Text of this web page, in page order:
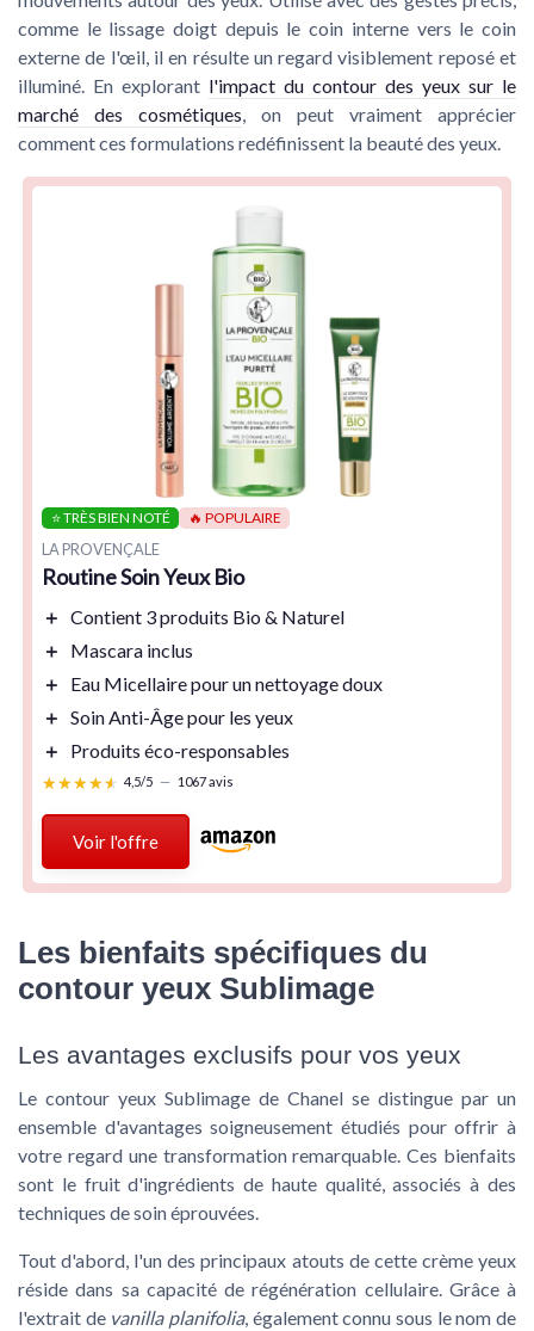
comme le lissage doigt depuis le coin interne vers le coin
externe de l'œil, il en résulte un regard visiblement reposé et
illuminé. En explorant l'impact du contour des yeux sur le
marché des cosmétiques , on peut vraiment apprécier
comment ces formulations redéfinissent la beauté des yeux.
⭐ TRÈS BIEN NOTÉ 🔥 POPULAIRE
LA PROVENÇALE
Routine Soin Yeux Bio
＋ Contient 3 produits Bio & Naturel
＋
Mascara inclus
＋
Eau Micellairepour un nettoyage doux
＋ Soin Anti-Âgepour les yeux
＋
Produits éco-responsables
★★★★★
★★★★★ 4,5/5 — 1067 avis
Voir l'offre
Les bienfaits spécifiques du
contour yeux Sublimage
Les avantages exclusifs pour vos yeux
Le contour yeux Sublimage de Chanel se distingue par un
ensemble d'avantages soigneusement étudiés pour offrir à
votre regard une transformation remarquable. Ces bienfaits
sont le fruit d'ingrédients de haute qualité, associés à des
techniques de soin éprouvées.
Tout d'abord, l'un des principaux atouts de cette crème yeux
réside dans sa capacité derégénération cellulaire. Grâce à
l'extrait de vanilla planifolia, également connu sous le nom de